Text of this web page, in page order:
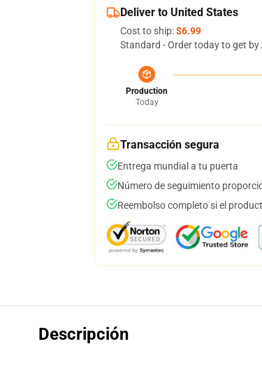
Deliver to United States
Cost to ship:$6.99
Standard - Order today to get by
Production
Today
Transacción segura
Entrega mundial a tu puerta
Número de seguimiento
Reembolso completo si el
Descripción